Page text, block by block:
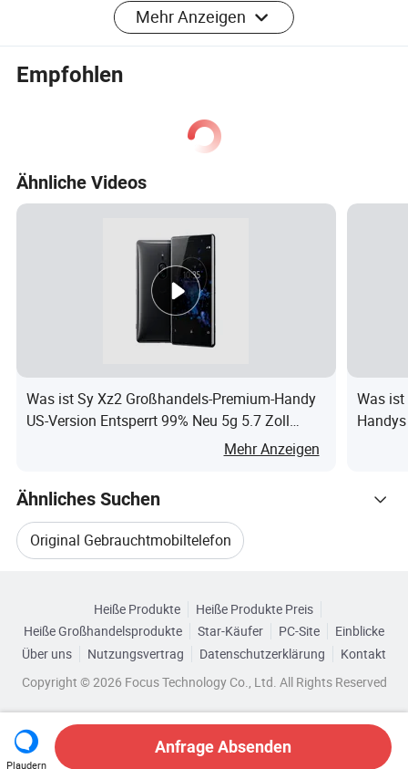
A:1. Wir halten gute Qualität und wettbewerbsfähigen
Preis, um unseren Kunden zu profitieren ; 2. Wir
respektieren jeden Kunden als unseren Freund und wir
Aufrichtig Geschäfte machen und Freunde mit ihnen,
Mehr Anzeigen
Empfohlen
Ähnliche Videos
Was ist Sy Xz2 Großhandels-Premium-Handy
US-Version Entsperrt 99% Neu 5g 5.7 Zoll
Handy für Sy Xz2 64GB 5gsmartphone
Mehr Anzeigen
Was
Ähnliches Suchen
Original Gebrauchtmobiltelefon
Android-Smartphone
Intelligentes Mobiltelefon Android Smartphone
Gebrauchte Uhr Mobiltelefon
Durchsuchen Sie nach Kategorien
Heiße Produkte
Heiße Produkte Preis
Heiße Großhandelsprodukte
Star-Käufer PC-Site
Einblicke
Über uns
Nutzungsvertrag Datenschutzerklärung
Kontakt
Copyright © 2026 Focus Technology Co., Ltd. All Rights Reserved
Plaudern
Anfrage Absenden